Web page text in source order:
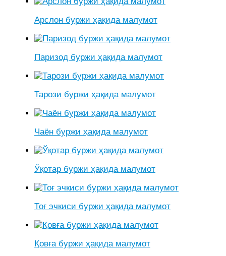
Арслон буржи ҳақида малумот
Паризод буржи ҳақида малумот
Тарози буржи ҳақида малумот
Чаён буржи ҳақида малумот
Ўқотар буржи ҳақида малумот
Тоғ эчкиси буржи ҳақида малумот
Қовға буржи ҳақида малумот